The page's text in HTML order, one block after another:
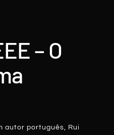
– O
autor português, Rui